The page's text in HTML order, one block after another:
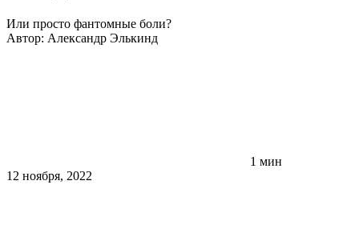
Или просто фантомные боли?
Автор: Александр Элькинд
1 мин
12 ноября, 2022